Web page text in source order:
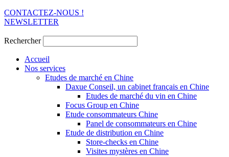
CONTACTEZ-NOUS !
NEWSLETTER
Rechercher
Accueil
Nos services
Etudes de marché en Chine
Daxue Conseil, un cabinet français en Chine
Etudes de marché du vin en Chine
Focus Group en Chine
Etude consommateurs Chine
Panel de consommateurs en Chine
Etude de distribution en Chine
Store-checks en Chine
Visites mystères en Chine